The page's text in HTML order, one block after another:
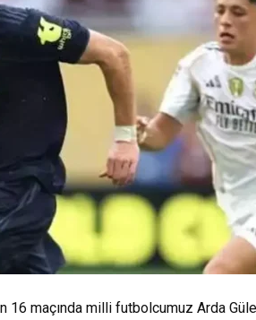
16 maçında milli futbolcumuz Arda